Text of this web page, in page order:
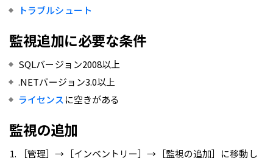
トラブルシュート
監視追加に必要な条件
SQLバージョン2008以上
.NETバージョン3.0以上
ライセンスに空きがある
監視の追加
［管理］→［インベントリー］→［監視の追加］に移動し